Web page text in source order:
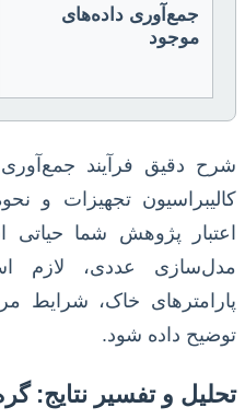
جمع‌آوری داده‌های
موجود
شرح دقیق فرآیند
کالیبراسیون تجهیزات و
اعتبار پژوهش شما
مدل‌سازی عددی، لازم
پارامترهای خاک، شرایط
توضیح داده شود.
تحلیل و تفسیر نتایج: